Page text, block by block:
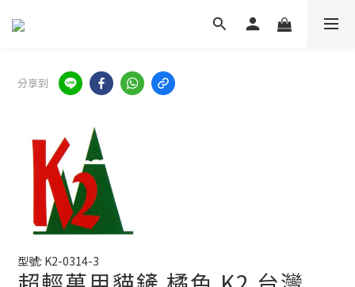
分享到
型號: K2-0314-3